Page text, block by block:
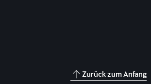
Zurück zum Anfang